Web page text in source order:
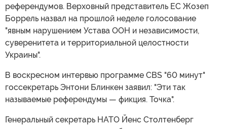
референдумов. Верховный представитель ЕС Жозеп
Боррель назвал на прошлой неделе голосование
"явным нарушением Устава ООН и независимости,
суверенитета и территориальной целостности
Украины".
В воскресном интервью программе CBS "60 минут"
госсекретарь Энтони Блинкен заявил: "Эти так
называемые референдумы — фикция. Точка".
Генеральный секретарь НАТО Йенс Столтенберг